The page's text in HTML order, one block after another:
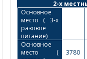
2-х
Основное
место ( 3-х
разовое
питание)
Основное
место (
3780